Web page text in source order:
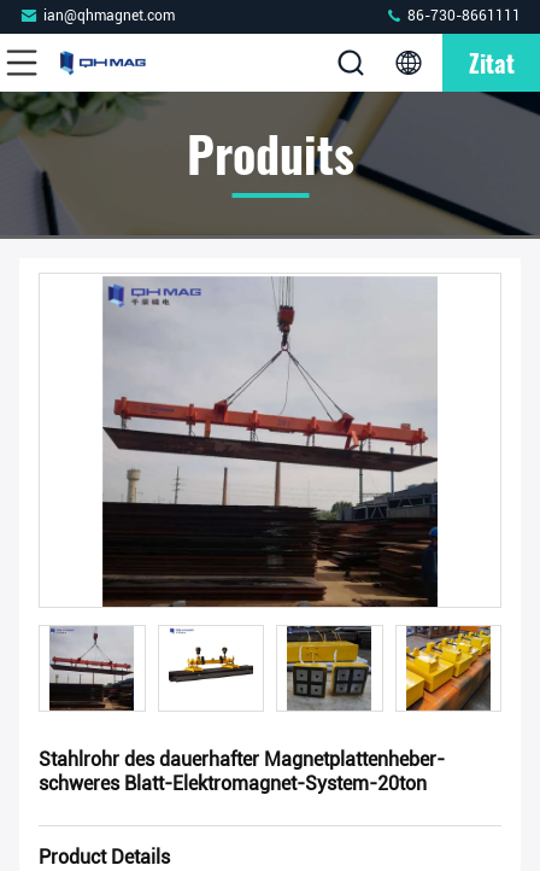
ian@qhmagnet.com 86-730-8661111
Zitat
Produits
Stahlrohr des dauerhafter Magnetplattenheber-
schweres Blatt-Elektromagnet-System-20ton
Product Details